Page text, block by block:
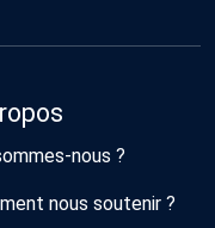
nous ?
nous soutenir ?